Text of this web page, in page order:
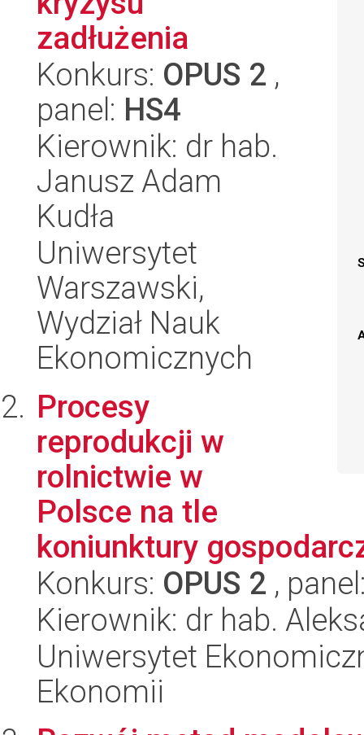
zadłużenia
Konkurs: OPUS 2 ,
panel: HS4
Kierownik: dr hab.
Janusz Adam
Kudła
Uniwersytet
Warszawski,
Wydział Nauk
Ekonomicznych
Procesy
reprodukcji w
rolnictwie w
Polsce na tle
koniunktury
Konkurs: OPUS 2 ,
Kierownik: dr hab.
Uniwersytet
Ekonomii